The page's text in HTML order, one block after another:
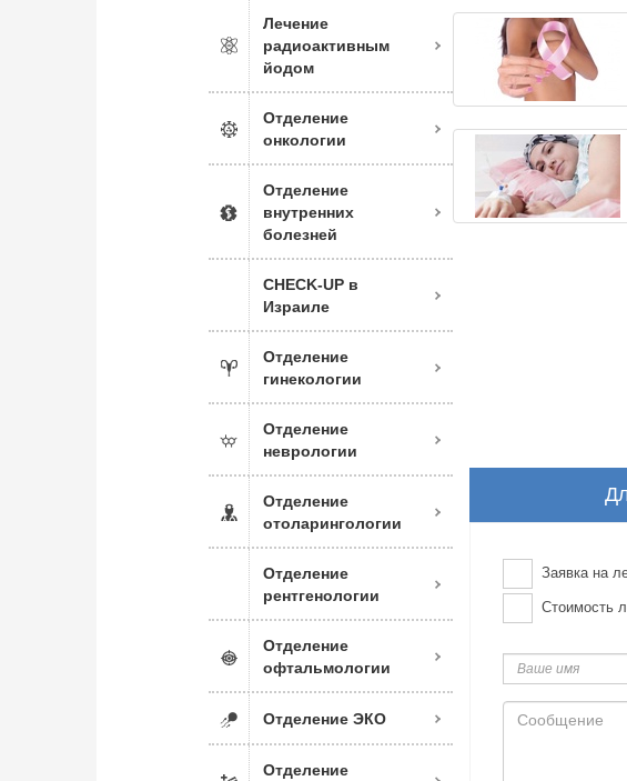
Лечение
радиоактивным
йодом
Отделение
онкологии
Отделение
внутренних
болезней
CHECK-UP в
Израиле
Отделение
гинекологии
Отделение
неврологии
Отделение
отоларингологии
Отделение
рентгенологии
Отделение
офтальмологии
Отделение ЭКО
Отделение
Заявка на
Стоимость
имя
Сообщение